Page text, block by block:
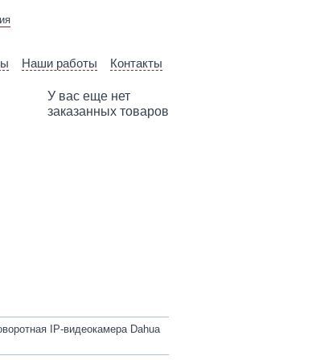
Наши работы Контакты
У вас еще нет
заказанных товаров
IP-видеокамера Dahua